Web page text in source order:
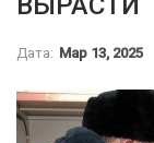
Дата: Мар 13, 2025